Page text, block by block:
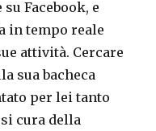
Facebook, e
in tempo reale
attività. Cercare
sua bacheca
per lei tanto
cura della